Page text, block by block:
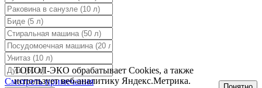
Смотреть примечания
ТОПОЛ-ЭКО обрабатывает Cookies, а также
использует веб-аналитику Яндекс.Метрика.
Понятно